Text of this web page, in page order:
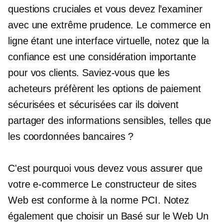
questions cruciales et vous devez l’examiner
avec une extrême prudence. Le commerce en
ligne étant une interface virtuelle, notez que la
confiance est une considération importante
pour vos clients. Saviez-vous que les
acheteurs préfèrent les options de paiement
sécurisées et sécurisées car ils doivent
partager des informations sensibles, telles que
les coordonnées bancaires ?
C'est pourquoi vous devez vous assurer que
votree-commerceLe constructeur de sites
Web est conforme à la norme PCI. Notez
également que choisir un Basé sur le Web Un